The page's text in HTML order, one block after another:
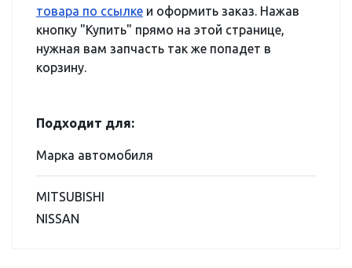
товара по ссылке и оформить заказ. Нажав
кнопку "Купить" прямо на этой странице,
нужная вам запчасть так же попадет в
корзину.
Подходит для:
Марка автомобиля
MITSUBISHI
NISSAN